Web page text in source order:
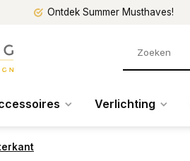
Ontdek Summer Musthaves!
Verlichting